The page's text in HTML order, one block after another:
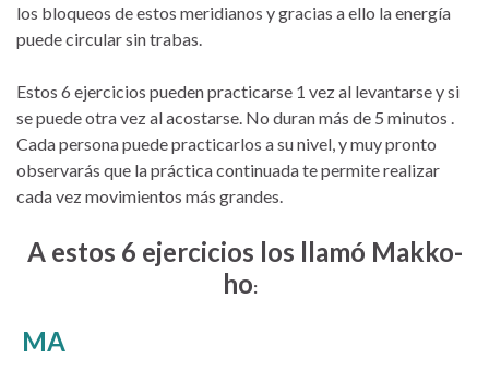
los bloqueos de estos meridianos y gracias a ello la energía
puede circular sin trabas.
Estos 6 ejercicios pueden practicarse 1 vez al levantarse y si
se puede otra vez al acostarse. No duran más de 5 minutos .
Cada persona puede practicarlos a su nivel, y muy pronto
observarás que la práctica continuada te permite realizar
cada vez movimientos más grandes.
A estos 6 ejercicios los llamó Makko-
ho:
MA